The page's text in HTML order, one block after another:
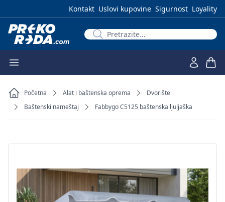
Kontakt Uslovi kupovine Sigurnost Loyality
Početna Alat i baštenska oprema
Dvorište
Baštenski nameštaj
Fabbygo C5125 baštenska ljuljaška